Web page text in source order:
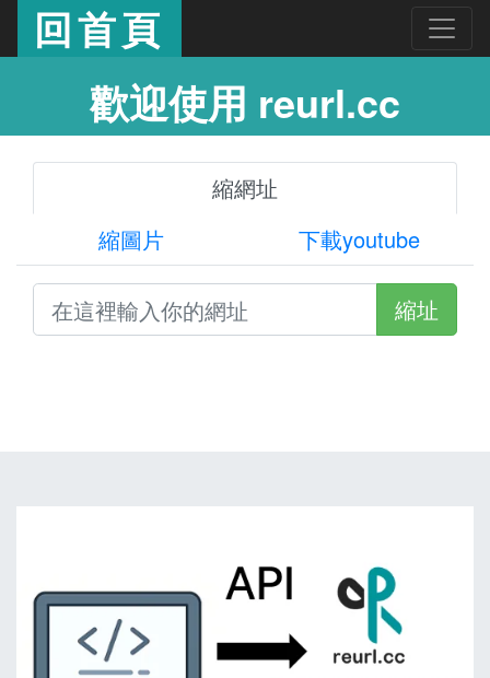
回首頁
歡迎使用 reurl.cc
縮網址
縮圖片
下載youtube
縮址